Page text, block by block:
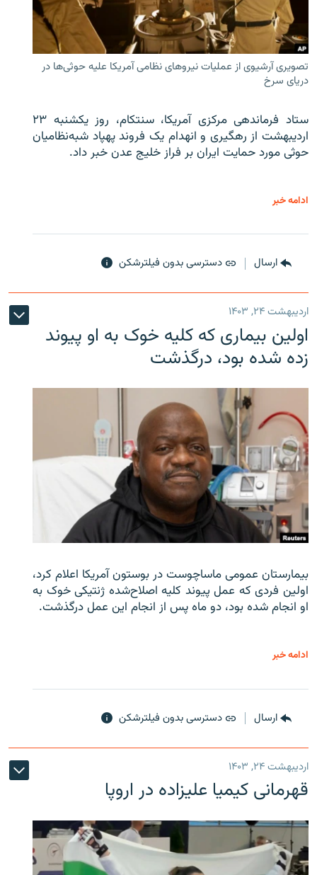
تصویری آرشیوی از عملیات نیروهای نظامی آمریکا علیه حوثی‌ها در
دریای سرخ
ستاد فرماندهی مرکزی آمریکا، سنتکام، روز یکشنبه ۲۳
اردیبهشت از رهگیری و انهدام یک فروند پهپاد شبه‌نظامیان
حوثی‌ مورد حمایت ایران بر فراز خلیج عدن خبر داد.
ادامه خبر
ارسال دسترسی بدون فیلترشکن
اردیبهشت ۲۴, ۱۴۰۳
اولین بیماری که کلیه خوک به او پیوند
زده شده بود، درگذشت
بیمارستان عمومی ماساچوست در بوستون آمریکا اعلام کرد،
اولین فردی که عمل پیوند کلیه اصلاح‌شده ژنتیکی خوک به
او انجام شده بود، دو ماه پس از انجام این عمل درگذشت.
ادامه خبر
ارسال دسترسی بدون فیلترشکن
اردیبهشت ۲۴, ۱۴۰۳
قهرمانی کیمیا علیزاده در اروپا